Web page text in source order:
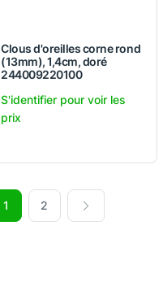
Clous d'oreilles corne rond
(13mm), 1,4cm, doré
244009220100
S'identifier pour voir les
prix
1 2